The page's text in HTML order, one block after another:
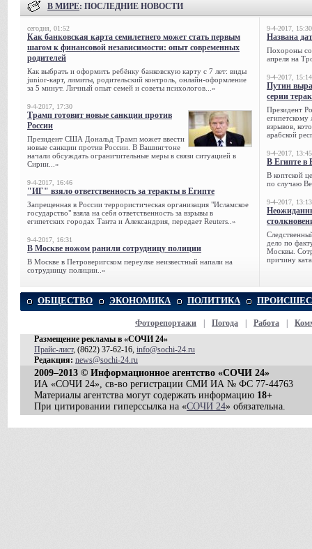
В МИРЕ: ПОСЛЕДНИЕ НОВОСТИ
сегодня, 01:52
Как банковская карта семилетнего может стать первым
шагом к финансовой независимости: опыт современных
родителей
Как выбрать и оформить ребёнку банковскую карту с 7 лет: виды
junior-карт, лимиты, родительский контроль, онлайн-оформление
за 5 минут. Личный опыт семей и советы психологов...»
9-4-2017, 17:30
Трамп готовит новые санкции против
России
Президент США Дональд Трамп может ввести
новые санкции против России. В Вашингтоне
начали обсуждать ограничительные меры в связи ситуацией в
Сирии...»
9-4-2017, 16:46
"ИГ" взяло ответственность за теракты в Египте
Запрещенная в России террористическая организация "Исламское
государство" взяла на себя ответственность за взрывы в
египетских городах Танта и Александрия, передает Reuters..»
9-4-2017, 16:31
В Москве ножом ранили сотрудницу полиции
В Москве в Петроверигском переулке неизвестный напали на
сотрудницу полиции..»
9-4-2017, 15:30
Названа
Похороны
апреля на
9-4-2017, 15:14
Путин
серии
Президент
египетскому
взрывов,
арабской
9-4-2017, 13:45
В Египте в
В коптской
по случаю
9-4-2017, 13:13
дело по
Москвы.
причину
ОБЩЕСТВО ЭКОНОМИКА ПОЛИТИКА
Фоторепортажи Погода Работа
Размещение рекламы в «СОЧИ 24»
Прайс-лист, (8622) 37-62-16, info@sochi-24.ru
Редакция: news@sochi-24.ru
2009–2013 © Информационное агентство «СОЧИ 24»
ИА «СОЧИ 24», св-во регистрации СМИ ИА № ФС 77-44763
Материалы агентства могут содержать информацию 18+
При цитировании гиперссылка на «СОЧИ 24» обязательна.